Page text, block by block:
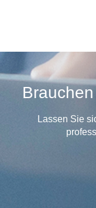
Lassen Sie